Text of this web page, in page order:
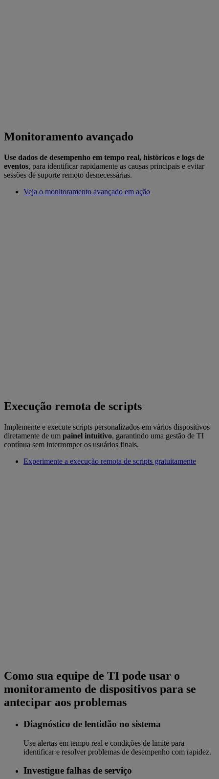
Monitoramento avançado
Use dados de desempenho em tempo real, históricos e logs de
eventos, para identificar rapidamente as causas principais e evitar
sessões de suporte remoto desnecessárias.
Veja o monitoramento avançado em ação
Execução remota de scripts
Implemente e execute scripts personalizados em vários dispositivos
diretamente de um painel intuitivo, garantindo uma gestão de TI
contínua sem interromper os usuários finais.
Experimente a execução remota de scripts gratuitamente
Como sua equipe de TI pode usar o
monitoramento de dispositivos para se
antecipar aos problemas
Diagnóstico de lentidão no sistema
Use alertas em tempo real e condições de limite para
identificar e resolver problemas de desempenho com rapidez.
Investigue falhas de serviço